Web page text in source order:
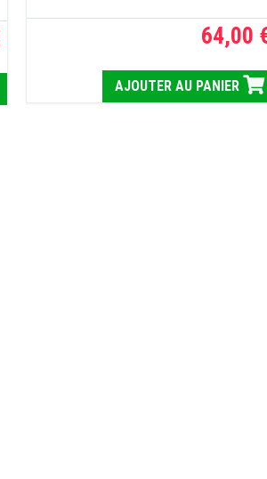
64,00
AJOUTER AU PANIER